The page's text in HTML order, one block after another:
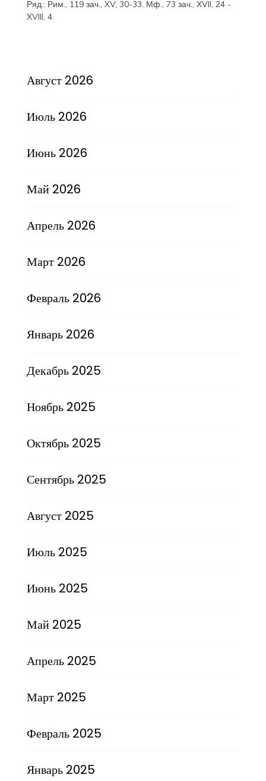
Ряд.: Рим., 119 зач., XV, 30-33. Мф., 73 зач., XVII, 24 -
XVIII, 4.
Август 2026
Июль 2026
Июнь 2026
Май 2026
Апрель 2026
Март 2026
Февраль 2026
Январь 2026
Декабрь 2025
Ноябрь 2025
Октябрь 2025
Сентябрь 2025
Август 2025
Июль 2025
Июнь 2025
Май 2025
Апрель 2025
Март 2025
Февраль 2025
Январь 2025